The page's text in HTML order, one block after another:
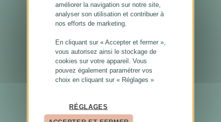
améliorer la navigation sur notre site,
analyser son utilisation et contribuer à
nos efforts de marketing.
En cliquant sur « Accepter et fermer »,
vous autorisez ainsi le stockage de
cookies sur votre appareil. Vous
pouvez également paramétrer vos
choix en cliquant sur « Réglages »
RÉGLAGES